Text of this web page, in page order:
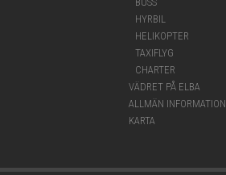
HYRBIL
HELIKOPTER
TAXIFLYG
CHARTER
VÄDRET PÅ ELBA
ALLMÄN INFORMATION
KARTA